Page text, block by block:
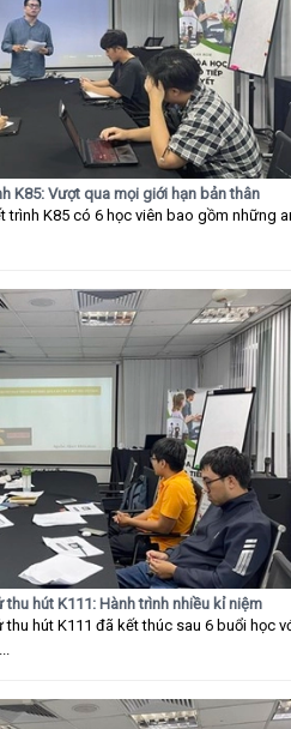
K85: Vượt qua mọi giới hạn bản thân
trình K85 có 6 học viên bao gồm những
hút K111: Hành trình nhiều kỉ niệm
hút K111 đã kết thúc sau 6 buổi học